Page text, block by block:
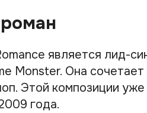
является лид-
Monster. Она
Этой композиции
года.